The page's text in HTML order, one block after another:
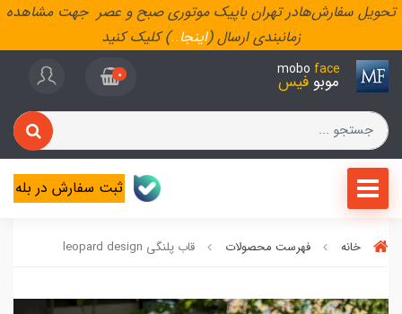
تحویل سفارش‌هادر تهران باپیک موتوری صبح و عصر جهت مشاهده
زمانبندی ارسال (اینجا..) کلیک کنید
mobo face
موبو فیس 0
ثبت سفارش در بله
خانه فهرست محصولات قاب پلنگی leopard design